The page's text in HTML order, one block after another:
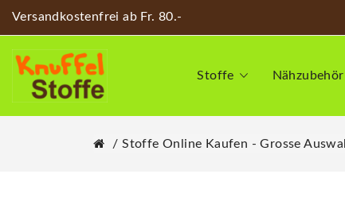
Versandkostenfrei ab Fr. 80.-
Stoffe Nähzubehör
Stoffe Online Kaufen - Grosse